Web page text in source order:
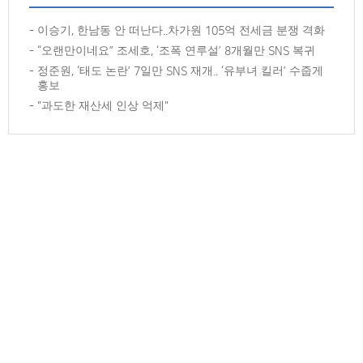
이승기, 한남동 안 떠난다..차가원 105억 전세금 분쟁 격화
“오랜만이네요” 조세호, ‘조폭 연루설’ 8개월만 SNS 복귀
정준원, ‘태도 논란’ 7일만 SNS 재개.. ‘유부녀 킬러’ 수줍게
홍보
"과도한 재산세 인상 억제"